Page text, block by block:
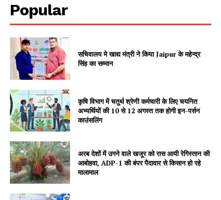
Jagruk Janta
Vishwasniya Hindi Akhbaar
Popular
सचिवालय मे खाद्य मंत्री ने किया Jaipur के महेन्द्र
सिंह का सम्मान
कृषि विभाग में चतुर्थ श्रेणी कर्मचारी के लिए चयनित
अभ्यर्थियों की 10 से 12 अगस्त तक होगी इन-पर्सन
काउंसलिंग
अरब देशों में उगने वाले खजूर को रास आयी रेगिस्तान की
आबोहवा, ADP-1 की बंपर पैदावार से किसान हो रहे
मालामाल